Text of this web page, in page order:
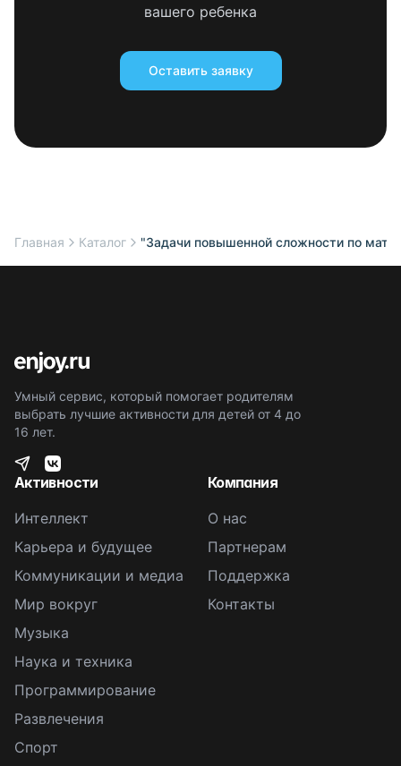
вашего ребенка
Оставить заявку
Главная Каталог "Задачи повышенной сложности по
Умный сервис, который помогает родителям
выбрать лучшие активности для детей от 4 до
16 лет.
Активности
Интеллект
Карьера и будущее
Коммуникации и медиа
Мир вокруг
Музыка
Наука и техника
Программирование
Развлечения
Спорт
Компания
О нас
Партнерам
Поддержка
Контакты